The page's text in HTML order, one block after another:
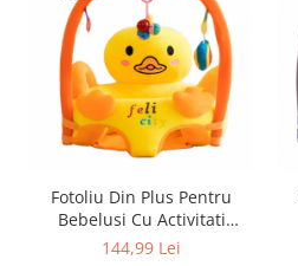
Fotoliu Din Plus Pentru
Bebelusi Cu Activitati
Ratusca, galben
144,99 Lei